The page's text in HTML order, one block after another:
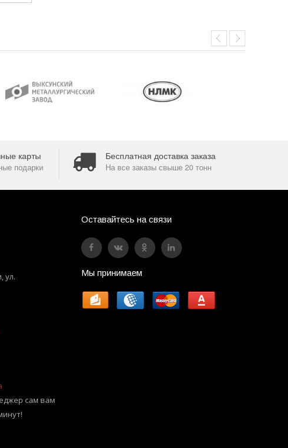
карты
подарки
Бесплатная доставка заказа
На все заказы свыше 20 тонн
,ул.
сам вам
Оставайтесь на связи
Мы принимаем